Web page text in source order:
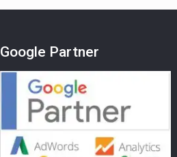
Google Partner